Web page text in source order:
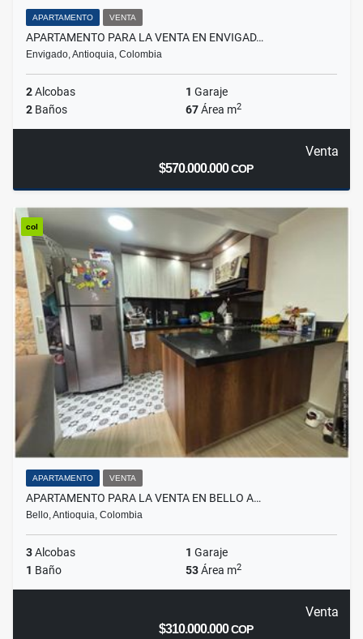
APARTAMENTO VENTA
APARTAMENTO PARA LA VENTA EN ENVIGAD…
Envigado, Antioquia, Colombia
2Alcobas 1 Garaje
2 Baños 67Área m2
Venta
$570.000.000COP
col
APARTAMENTO VENTA
APARTAMENTO PARA LA VENTA EN BELLO A…
Bello, Antioquia, Colombia
3Alcobas 1 Garaje
1 Baño 53Área m2
Venta
$310.000.000COP